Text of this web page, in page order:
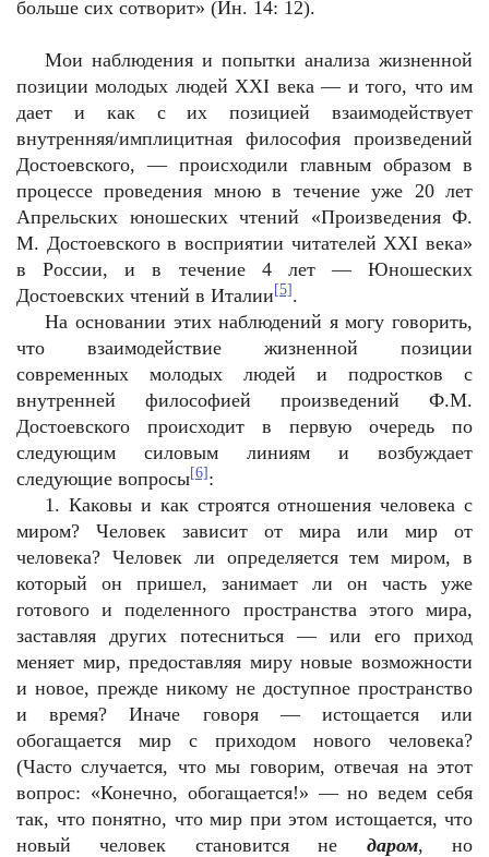
больше сих сотворит» (Ин. 14: 12).
Мои наблюдения и попытки анализа жизненной
позиции молодых людей XXI века — и того, что им
дает и как с их позицией взаимодействует
внутренняя/имплицитная философия произведений
Достоевского, — происходили главным образом в
процессе проведения мною в течение уже 20 лет
Апрельских юношеских чтений «Произведения Ф.
М. Достоевского в восприятии читателей XXI века»
в России, и в течение 4 лет — Юношеских
Достоевских чтений в Италии [5] .
На основании этих наблюдений я могу говорить,
что взаимодействие жизненной позиции
современных молодых людей и подростков с
внутренней философией произведений Ф.М.
Достоевского происходит в первую очередь по
следующим силовым линиям и возбуждает
следующие вопросы[6] :
1. Каковы и как строятся отношения человека с
миром? Человек зависит от мира или мир от
человека? Человек ли определяется тем миром, в
который он пришел, занимает ли он часть уже
готового и поделенного пространства этого мира,
заставляя других потесниться — или его приход
меняет мир, предоставляя миру новые возможности
и новое, прежде никому не доступное пространство
и время? Иначе говоря — истощается или
обогащается мир с приходом нового человека?
(Часто случается, что мы говорим, отвечая на этот
вопрос: «Конечно, обогащается!» — но ведем себя
так, что понятно, что мир при этом истощается, что
новый человек становится не даром, но